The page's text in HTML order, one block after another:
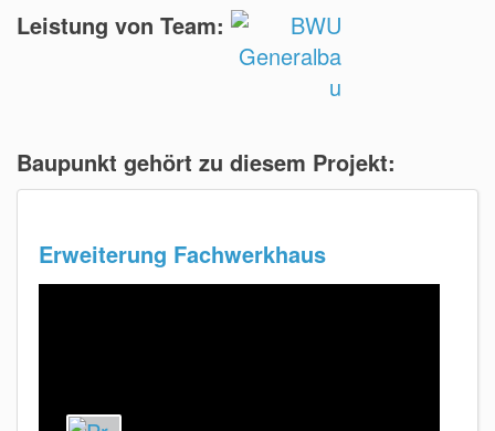
Leistung von Team:
Baupunkt gehört zu diesem Projekt:
Erweiterung Fachwerkhaus